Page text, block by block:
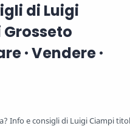
di Luigi
· Vendere ·